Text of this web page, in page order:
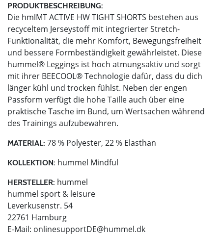
PRODUKTBESCHREIBUNG:
Die hmlMT ACTIVE HW TIGHT SHORTS bestehen aus
recyceltem Jerseystoff mit integrierter Stretch-
Funktionalität, die mehr Komfort, Bewegungsfreiheit
und bessere Formbeständigkeit gewährleistet. Diese
hummel® Leggings ist hoch atmungsaktiv und sorgt
mit ihrer BEECOOL® Technologie dafür, dass du dich
länger kühl und trocken fühlst. Neben der engen
Passform verfügt die hohe Taille auch über eine
praktische Tasche im Bund, um Wertsachen während
des Trainings aufzubewahren.
MATERIAL: 78 % Polyester, 22 % Elasthan
KOLLEKTION: hummel Mindful
HERSTELLER: hummel
hummel sport & leisure
Leverkusenstr. 54
22761 Hamburg
E-Mail: onlinesupportDE@hummel.dk